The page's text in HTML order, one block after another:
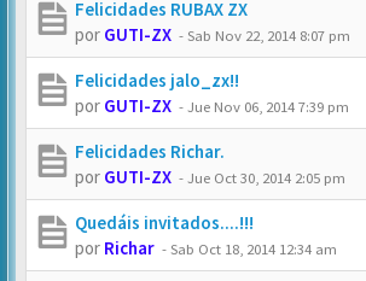
Felicidades RUBAX ZX
por GUTI-ZX -Sab Nov 22, 2014 8:07 pm
Felicidades jalo_zx!!
por GUTI-ZX -Jue Nov 06, 2014 7:39 pm
Felicidades Richar.
por GUTI-ZX -Jue Oct 30, 2014 2:05 pm
Quedáis invitados....!!!
por Richar -Sab Oct 18, 2014 12:34 am